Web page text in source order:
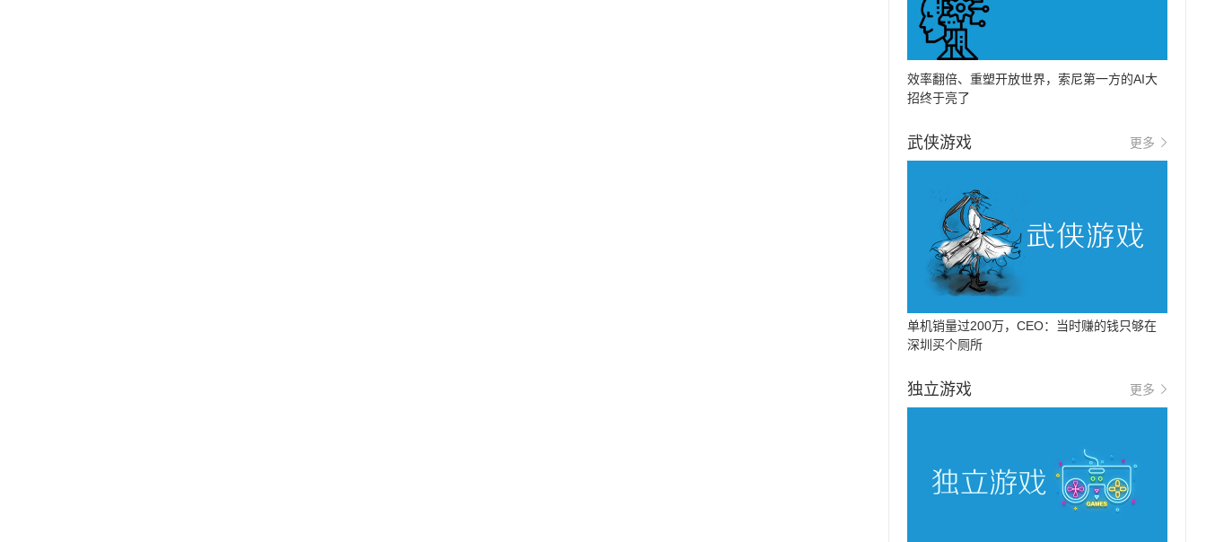
效率翻倍、重塑开放世界，索尼第一方的AI大
招终于亮了
武侠游戏 更多
单机销量过200万，CEO：当时赚的钱只够在
深圳买个厕所
独立游戏 更多